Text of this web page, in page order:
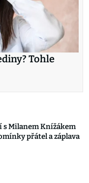
Tohle
s Milanem Knížákem
přátel a záplava